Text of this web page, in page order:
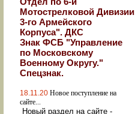
Мотострелковой Дивизии
3-го Армейского
Корпуса". ДКС
Знак ФСБ "Управление
по Московскому
Военному Округу."
Спецзнак.
18.11.20 Новое поступление на
сайте...
Новый раздел на сайте -